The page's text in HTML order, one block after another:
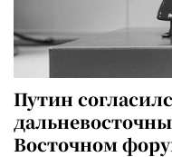
Путин
Восточном